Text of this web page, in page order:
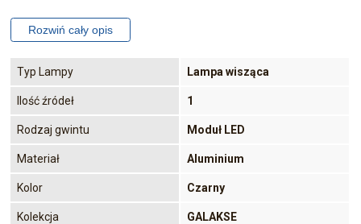
Typ Lampy Lampa wisząca
Ilość źródeł 1
Rodzaj gwintu Moduł LED
Materiał Aluminium
Kolor Czarny
Kolekcja GALAKSE